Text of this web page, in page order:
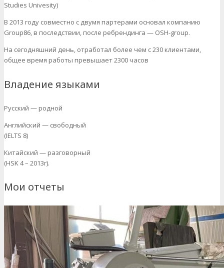
Studies Univesity)
В 2013 году совместно с двумя партерами основал компанию
Group86, в последствии, после ребрендинга — OSH-group.
На сегодняшний день, отработал более чем с 230 клиентами,
общее время работы превышает 2300 часов
Владение языками
Русский — родной
Английский — свободный
(IELTS 8)
Китайский — разговорный
(HSK 4 – 2013г).
Мои отчеты